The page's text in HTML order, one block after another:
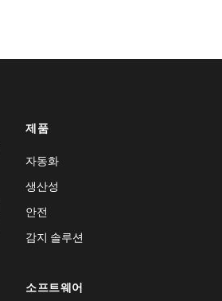
제품
자동화
생산성
안전
감지 솔루션
소프트웨어